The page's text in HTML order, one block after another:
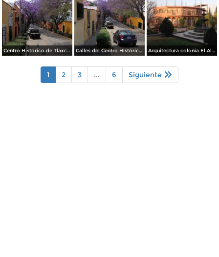
Centro Histórico de Tlaxcala. Abril/2017 Calles del Centro Histórico de Tlaxcala en Primavera. Abril/2017 Arquitectura colonia El Alto. Zona Metropolitana de Tlaxcala. Marzo/2017
1 2 3 ... 6 Siguiente